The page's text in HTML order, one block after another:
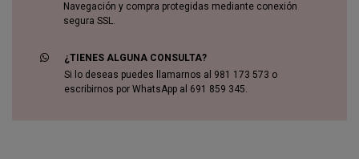
Navegación y compra protegidas mediante conexión
segura SSL.
¿TIENES ALGUNA CONSULTA?
Si lo deseas puedes llamarnos al 981 173 573 o
escribirnos por WhatsApp al 691 859 345.